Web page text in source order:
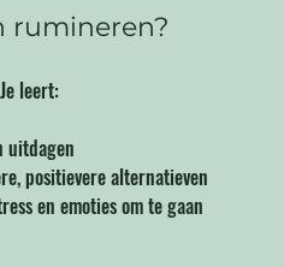
rumineren?
leert:
uitdagen
positievere alternatieven
en emoties om te gaan